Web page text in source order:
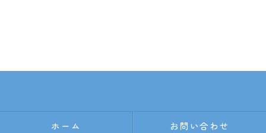
ホーム お問い合わせ